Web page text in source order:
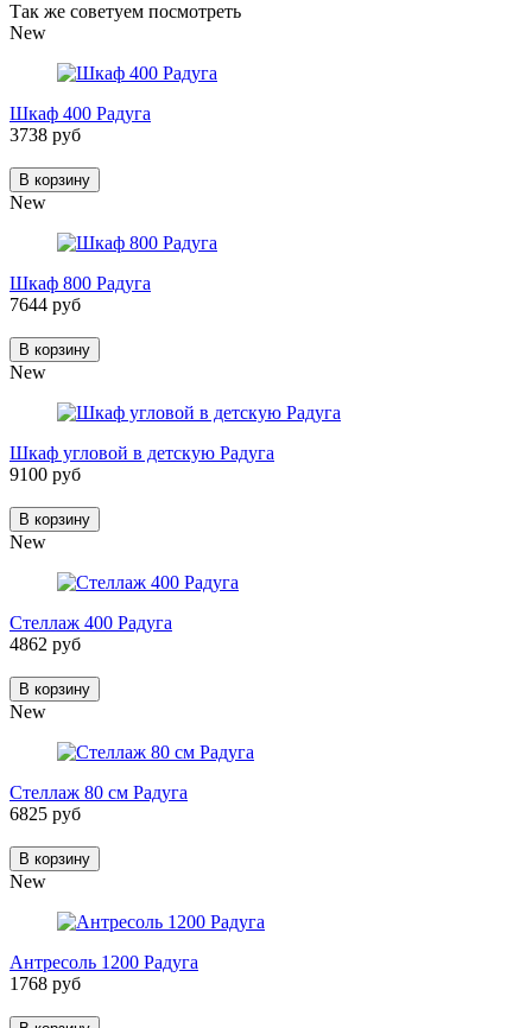
Так же советуем посмотреть
New
Шкаф 400 Радуга
3738 руб
В корзину
New
Шкаф 800 Радуга
7644 руб
В корзину
New
Шкаф угловой в детскую Радуга
9100 руб
В корзину
New
Стеллаж 400 Радуга
4862 руб
В корзину
New
Стеллаж 80 см Радуга
6825 руб
В корзину
New
Антресоль 1200 Радуга
1768 руб